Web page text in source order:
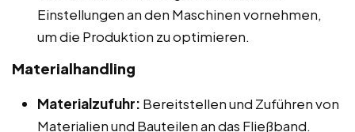
Einstellungen an den Maschinen vornehmen,
um die Produktion zu optimieren.
Materialhandling
Materialzufuhr: Bereitstellen und Zuführen von
Materialien und Bauteilen an das Fließband.